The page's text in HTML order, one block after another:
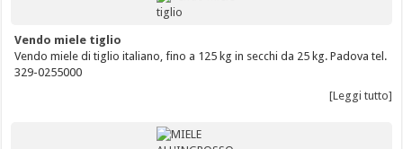
Vendo miele tiglio
Vendo miele di tiglio italiano, fino a 125 kg in secchi da 25 kg. Padova tel.
329-0255000
[Leggi tutto]